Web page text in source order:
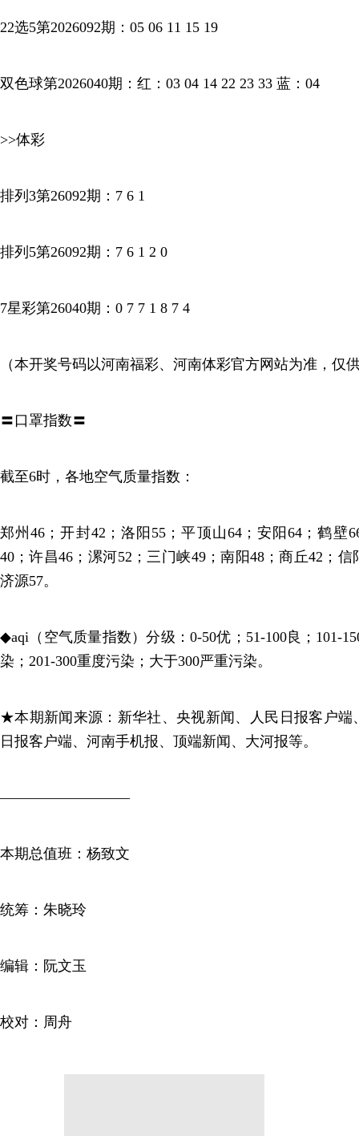
22选5第2026092期：05 06 11 15 19
双色球第2026040期：红：03 04 14 22 23 33 蓝：04
>>体彩
排列3第26092期：7 6 1
排列5第26092期：7 6 1 2 0
7星彩第26040期：0 7 7 1 8 7 4
（本开奖号码以河南福彩、河南体彩官方网站为准，仅
〓口罩指数〓
截至6时，各地空气质量指数：
郑州46；开封42；洛阳55；平顶山64；安阳64；鹤壁
40；许昌46；漯河52；三门峡49；南阳48；商丘42；
济源57。
◆aqi（空气质量指数）分级：0-50优；51-100良；101-
染；201-300重度污染；大于300严重污染。
★本期新闻来源：新华社、央视新闻、人民日报客户端
日报客户端、河南手机报、顶端新闻、大河报等。
—————————
本期总值班：杨致文
统筹：朱晓玲
编辑：阮文玉
校对：周舟